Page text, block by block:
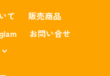
て
販売商品
お問い合せ